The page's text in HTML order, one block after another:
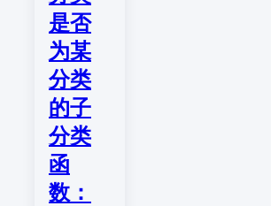
是否
为某
分类
的子
分类
函
数：